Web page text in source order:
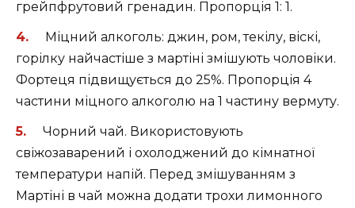
грейпфрутовий гренадин. Пропорція 1: 1.
Міцний алкоголь: джин, ром, текілу, віскі,
горілку найчастіше з мартіні змішують чоловіки.
Фортеця підвищується до 25%. Пропорція 4
частини міцного алкоголю на 1 частину вермуту.
Чорний чай. Використовують
свіжозаварений і охолоджений до кімнатної
температури напій. Перед змішуванням з
Мартіні в чай можна додати трохи лимонного